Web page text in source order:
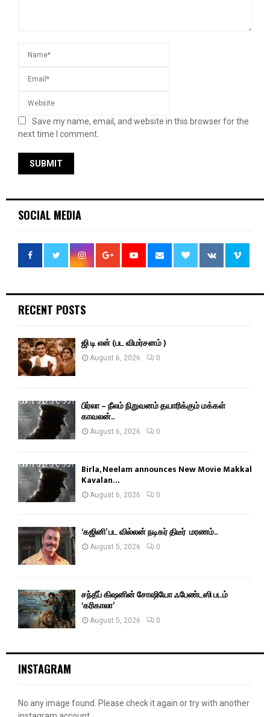
Save my name, email, and website in this browser for the
next time I comment.
SOCIAL MEDIA
RECENT POSTS
ஜி டி என் (பட விமர்சனம் )
August 6, 2026 0
பிர்லா – நீலம் நிறுவனம் தயாரிக்கும் மக்கள்
காவலன்..
August 6, 2026 0
Birla, Neelam announces New Movie Makkal
Kavalan…
August 6, 2026 0
‘கஜினி’ பட வில்லன் நடிகர் திடீர் மரணம்..
August 5, 2026 0
சந்தீப் கிஷனின் சோஷியோ ஃபேண்டஸி படம்
‘கரிகாலா’
August 5, 2026 0
INSTAGRAM
No any image found. Please check it again or try with another